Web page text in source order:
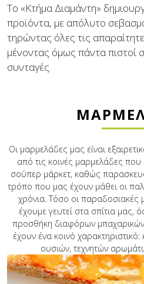
Το «Κτήμα Διαμάντη»
προϊόντα, με απόλυτο
τηρώντας όλες τις
μένοντας όμως πάντα πιστοί
συνταγές.
Οι μαρμελάδες μας είναι
από τις κοινές μαρμελάδες
σούπερ μάρκετ, καθώς
τρόπο που μας έχουν μάθει οι
χρόνια. Τόσο οι παραδοσιακές
έχουμε γευτεί στα σπίτια μας,
προσθήκη διαφόρων
έχουν ένα κοινό
ουσιών, τεχνητών